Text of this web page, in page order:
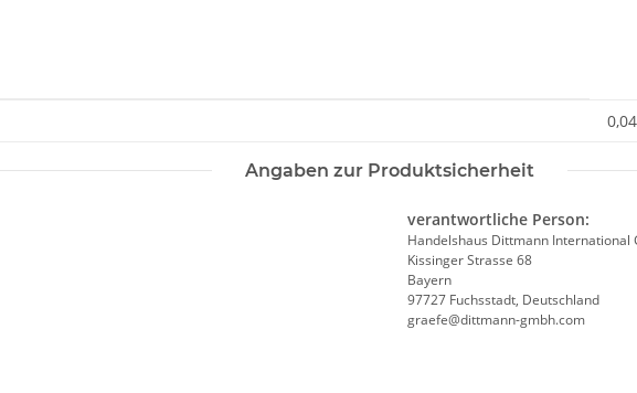
0,04
Angaben zur Produktsicherheit
verantwortliche Person:
Handelshaus Dittmann International
Kissinger Strasse 68
Bayern
97727 Fuchsstadt, Deutschland
graefe@dittmann-gmbh.com